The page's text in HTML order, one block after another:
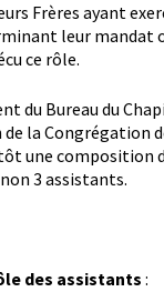
Frères ayant
leur mandat
ce rôle.
du Bureau du
la Congrégation
une composition
3 assistants.
des assistants :